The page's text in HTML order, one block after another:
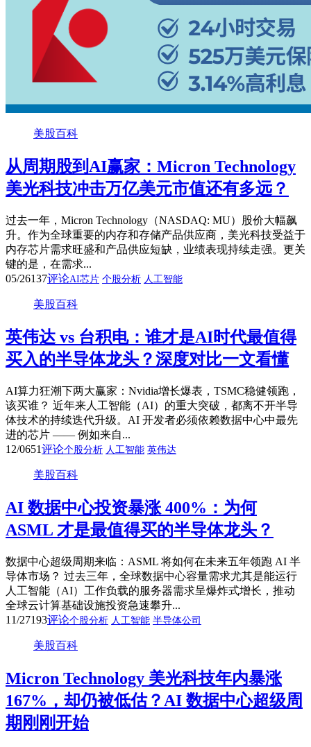
美股百科
从周期股到AI赢家：Micron Technology
美光科技冲击万亿美元市值还有多远？
过去一年，Micron Technology（NASDAQ: MU）股价大幅飙
升。作为全球重要的内存和存储产品供应商，美光科技受益于
内存芯片需求旺盛和产品供应短缺，业绩表现持续走强。更关
键的是，在需求...
05/26137评论AI芯片 个股分析 人工智能
美股百科
英伟达 vs 台积电：谁才是AI时代最值得
买入的半导体龙头？深度对比一文看懂
AI算力狂潮下两大赢家：Nvidia增长爆表，TSMC稳健领跑，
该买谁？ 近年来人工智能（AI）的重大突破，都离不开半导
体技术的持续迭代升级。AI 开发者必须依赖数据中心中最先
进的芯片 —— 例如来自...
12/0651评论个股分析 人工智能 英伟达
美股百科
AI 数据中心投资暴涨 400%：为何
ASML 才是最值得买的半导体龙头？
数据中心超级周期来临：ASML 将如何在未来五年领跑 AI 半
导体市场？ 过去三年，全球数据中心容量需求尤其是能运行
人工智能（AI）工作负载的服务器需求呈爆炸式增长，推动
全球云计算基础设施投资急速攀升...
11/27193评论个股分析 人工智能 半导体公司
美股百科
Micron Technology 美光科技年内暴涨
167%，却仍被低估？AI 数据中心超级周
期刚刚开始